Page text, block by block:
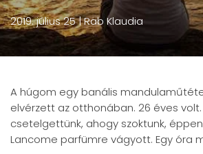
2019. július 25| Rab Klaudia
A húgom egy banális
elvérzett az otthonában. 26 éves volt.
csetelgettünk, ahogy szoktunk,
Lancome parfümre vágyott. Egy óra